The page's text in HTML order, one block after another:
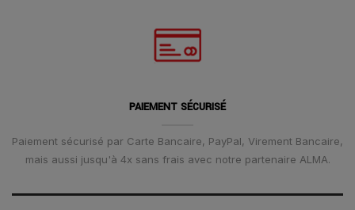
PAIEMENT SÉCURISÉ
Paiement sécurisé par Carte Bancaire, PayPal, Virement Bancaire,
mais aussi jusqu'à 4x sans frais avec notre partenaire ALMA.